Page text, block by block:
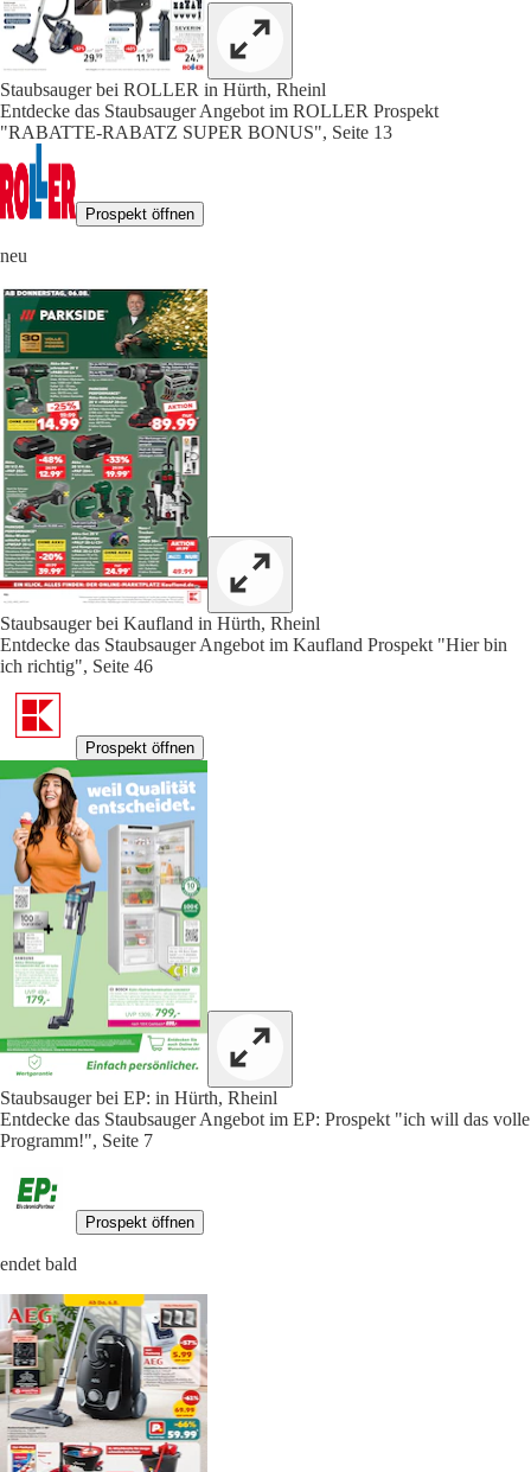
Staubsauger bei ROLLER in Hürth, Rheinl
Entdecke das Staubsauger Angebot im ROLLER Prospekt
"RABATTE-RABATZ SUPER BONUS", Seite 13
Prospekt öffnen
neu
Staubsauger bei Kaufland in Hürth, Rheinl
Entdecke das Staubsauger Angebot im Kaufland Prospekt "Hier bin
ich richtig", Seite 46
Prospekt öffnen
Staubsauger bei EP: in Hürth, Rheinl
Entdecke das Staubsauger Angebot im EP: Prospekt "ich will das volle
Programm!", Seite 7
Prospekt öffnen
endet bald